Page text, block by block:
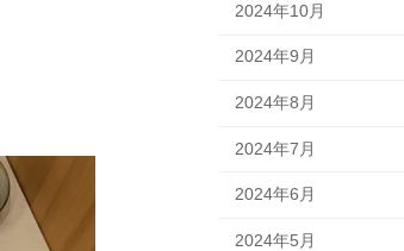
2024年10月
2024年9月
2024年8月
2024年7月
2024年6月
2024年5月